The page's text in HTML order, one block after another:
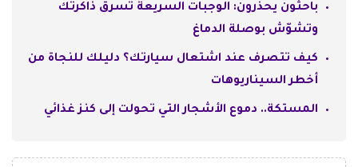
باحثون يحذرون: الوجبات السريعة تسرق ذاكرتك
وتشوّش بوصلة الدماغ
كيف تتصرف عند اشتعال سيارتك؟ دليلك للنجاة من
أخطر السيناريوهات
المستكة.. دموع الأشجار التي تحولت إلى كنز غذائي